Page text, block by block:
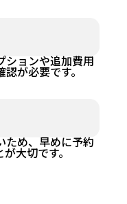
ションや追加費用
が必要です。
ため、早めに予約
大切です。